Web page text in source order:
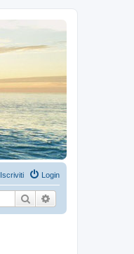
Login
Iscriviti
Cerca